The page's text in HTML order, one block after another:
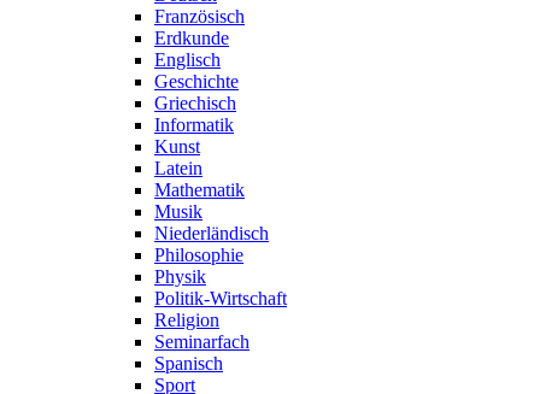
Französisch
Erdkunde
Englisch
Geschichte
Griechisch
Informatik
Kunst
Latein
Mathematik
Musik
Niederländisch
Philosophie
Physik
Politik-Wirtschaft
Religion
Seminarfach
Spanisch
Sport